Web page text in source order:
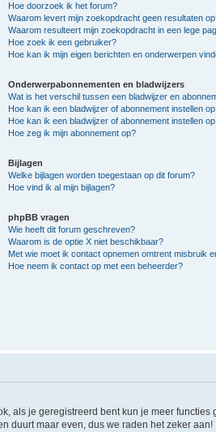
Hoe doorzoek ik het forum?
Waarom levert mijn zoekopdracht geen resultaten
Waarom resulteert mijn zoekopdracht in een lege
Hoe zoek ik een gebruiker?
Hoe kan ik mijn eigen berichten en onderwerpen
Onderwerpabonnementen en bladwijzers
Wat is het verschil tussen een bladwijzer en
Hoe kan ik een bladwijzer of abonnement instellen
Hoe kan ik een bladwijzer of abonnement instellen
Hoe zeg ik mijn abonnement op?
Bijlagen
Welke bijlagen worden toegestaan op dit forum?
Hoe vind ik al mijn bijlagen?
phpBB vragen
Wie heeft dit forum geschreven?
Waarom is de optie X niet beschikbaar?
Met wie moet ik contact opnemen omtrent misbruik
Hoe neem ik contact op met een beheerder?
als je geregistreerd bent kun je meer
duurt maar even, dus we raden het zeker aan!